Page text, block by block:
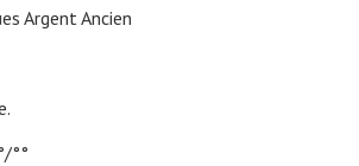
Argent Ancien
°°